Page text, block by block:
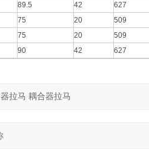
89.5 42 627
75 20 509
75 20 509
90 42 627